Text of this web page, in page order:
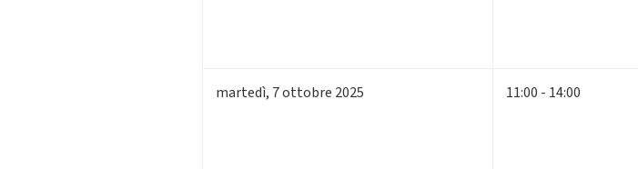
martedì, 7ottobre 2025 11:00 - 14:00